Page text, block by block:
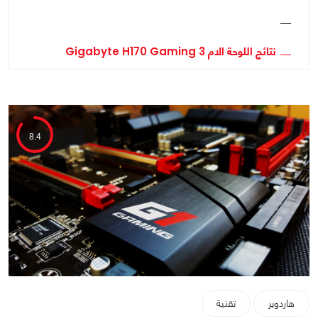
نتائج اللوحة الام Gigabyte H170 Gaming 3
8.4
هاردوير تقنية